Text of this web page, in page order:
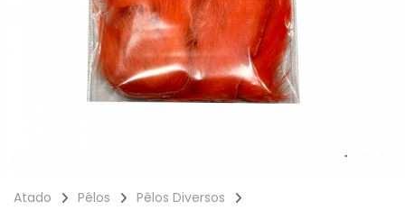
Atado Pêlos Pêlos Diversos